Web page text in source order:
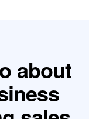
about